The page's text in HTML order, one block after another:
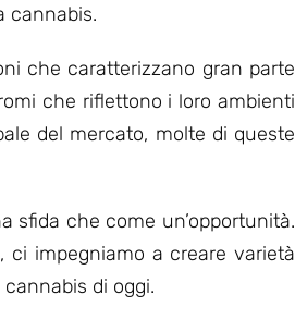
cannabis.
che caratterizzano gran parte
che riflettono i loro ambienti
del mercato, molte di queste
sfida che come un’opportunità.
ci impegniamo a creare varietà
di oggi.